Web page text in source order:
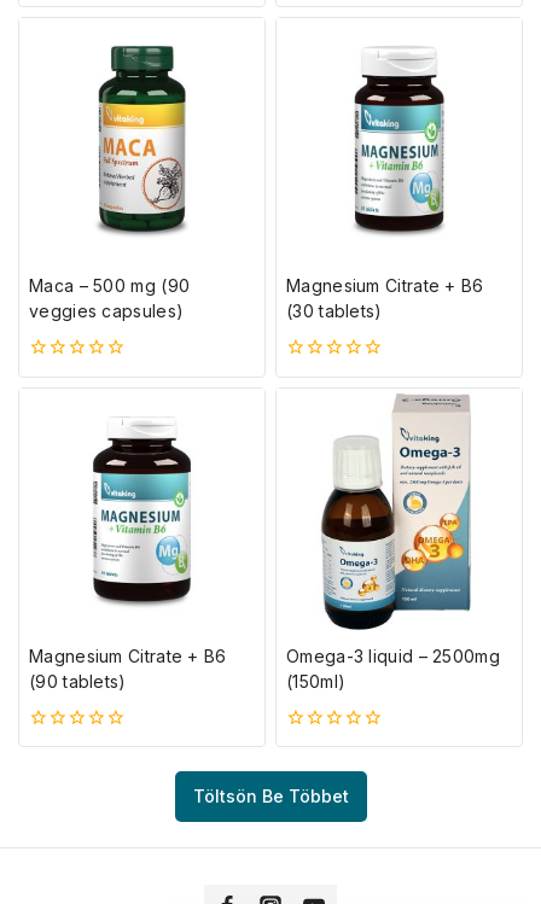
0
5-
0
5-
Maca – 500 mg (90
veggies capsules)
0
5-
Magnesium Citrate + B6
(30 tablets)
0
5-
Magnesium Citrate + B6
(90 tablets)
0
Omega-3 liquid – 2500mg
(150ml)
0
Töltsön Be Többet